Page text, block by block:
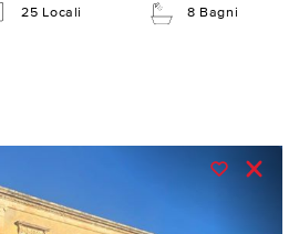
25 Locali 8 Bagni